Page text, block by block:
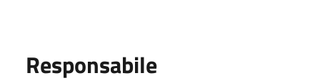
Responsabile